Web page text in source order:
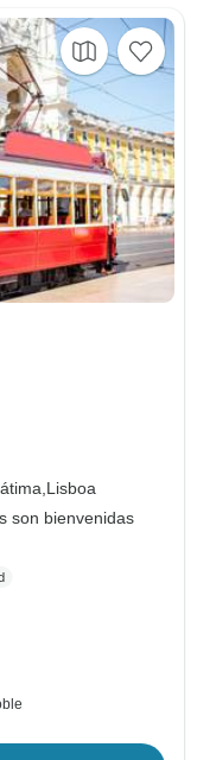
Lisboa
son bienvenidas